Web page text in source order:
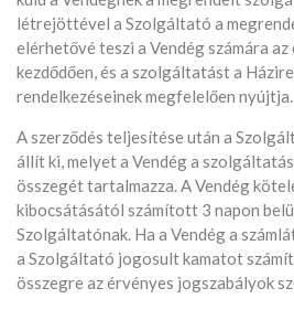
létrejöttével a Szolgáltató a
elérhetővé teszi a Vendég számára
kezdődően, és a szolgáltatást a
rendelkezéseinek megfelelően nyújtja.
A szerződés teljesítése után a
állít ki, melyet a Vendég a
összegét tartalmazza. A Vendég
kibocsátásától számított 3 napon
Szolgáltatónak. Ha a Vendég a
a Szolgáltató jogosult kamatot
összegre az érvényes jogszabályok